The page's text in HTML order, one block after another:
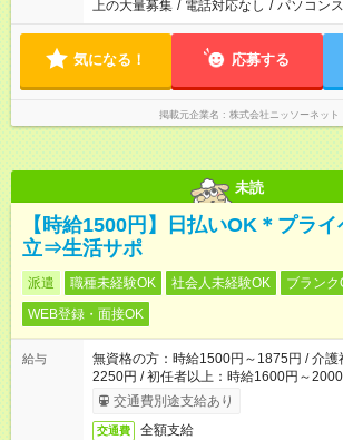
上の大量募集 / 電話対応なし / パソコン
気になる！ 応募する
掲載元企業名 株式会社ニッソーネット
未読
【時給1500円】日払いOK＊プラ
立⇒生活サポ
派遣 職種未経験OK 社会人未経験OK
ブランク
WEB登録・面接OK
給与
無資格の方：時給1500円～1875円 / 介護
2250円 / 初任者以上：時給1600円～
交通費別途支給あり
交通費 全額支給